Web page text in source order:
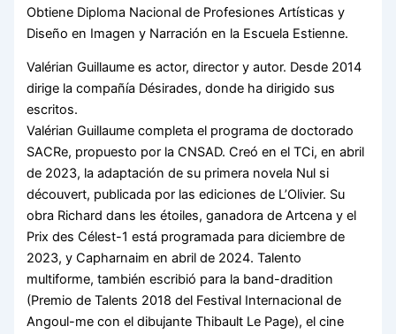
Obtiene Diploma Nacional de Profesiones Artísticas y
Diseño en Imagen y Narración en la Escuela Estienne.
Valérian Guillaume es actor, director y autor. Desde 2014
dirige la compañía Désirades, donde ha dirigido sus
escritos.
Valérian Guillaume completa el programa de doctorado
SACRe, propuesto por la CNSAD. Creó en el TCi, en abril
de 2023, la adaptación de su primera novela Nul si
découvert, publicada por las ediciones de L’Olivier. Su
obra Richard dans les étoiles, ganadora de Artcena y el
Prix des Célest-1 está programada para diciembre de
2023, y Capharnaim en abril de 2024. Talento
multiforme, también escribió para la band-dradition
(Premio de Talents 2018 del Festival Internacional de
Angoul-me con el dibujante Thibault Le Page), el cine